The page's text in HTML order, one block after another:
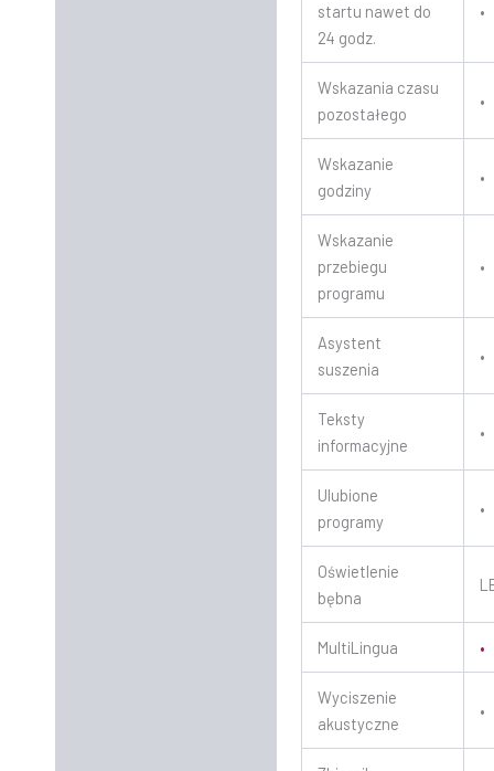
startu nawet do
24 godz.
•
Wskazania czasu
pozostałego
•
Wskazanie
godziny
•
Wskazanie
przebiegu
programu
•
Asystent
suszenia
•
Teksty
informacyjne
•
Ulubione
programy
•
Oświetlenie
bębna
MultiLingua •
Wyciszenie
akustyczne
•